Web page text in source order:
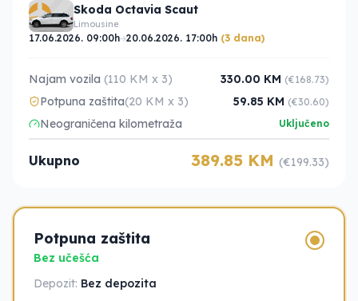
Skoda Octavia Scaut
Limousine
17.06.2026. 09:00h 20.06.2026. 17:00h (3 dana)
Najam vozila (110 KM x 3) 330.00 KM (€168.73)
Potpuna zaštita(20 KM x 3) 59.85 KM (€30.60)
Neograničena kilometraža Uključeno
Ukupno 389.85 KM (€199.33)
Potpuna zaštita
Bez učešća
Depozit: Bez depozita